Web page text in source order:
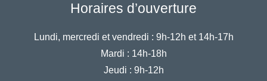
Horaires d’ouverture
Lundi, mercredi et vendredi : 9h-12h et 14h-17h
Mardi : 14h-18h
Jeudi : 9h-12h